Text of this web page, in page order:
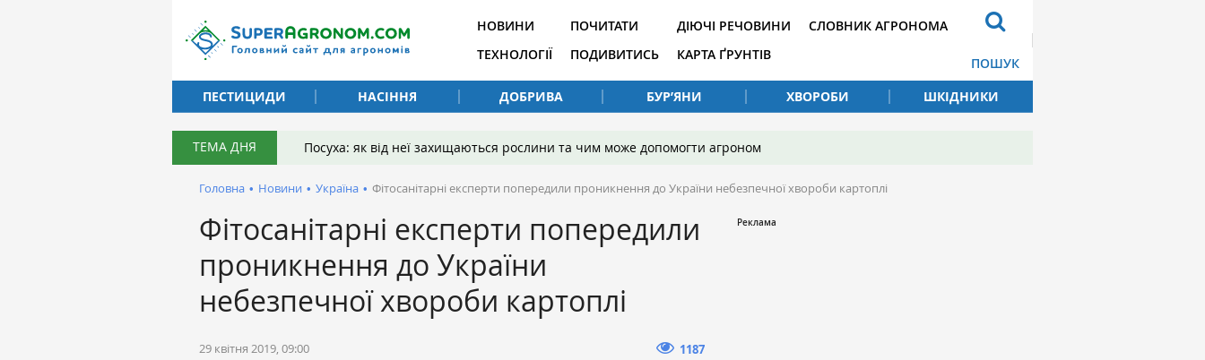
НОВИНИ
ТЕХНОЛОГІЇ
ПОЧИТАТИ
ПОДИВИТИСЬ
ДІЮЧІ РЕЧОВИНИ
КАРТА ҐРУНТІВ
СЛОВНИК АГРОНОМА
ПОШУК
ПЕСТИЦИДИ
НАСІННЯ ДОБРИВА БУР’ЯНИ ХВОРОБИ ШКІДНИКИ
ТЕМА ДНЯ Посуха: як від неї захищаються рослини та чим може допомогти агроном
Головна • Новини • Україна • Фітосанітарні експерти попередили проникнення до України небезпечної хвороби картоплі
Фітосанітарні експерти попередили
проникнення до України
небезпечної хвороби картоплі
29 квітня 2019, 09:00 1187